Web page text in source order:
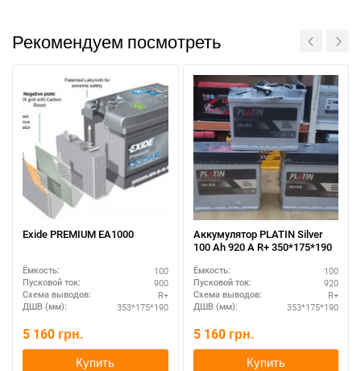
Рекомендуем посмотреть
Exide PREMIUM EA1000
Ёмкость: 100
Пусковой ток: 900
Схема выводов: R+
ДШВ (мм): 353*175*190
5 160 грн.
Купить
Аккумулятор PLATIN Silver
100 Ah 920 A R+ 350*175*190
Ёмкость: 100
Пусковой ток: 920
Схема выводов: R+
ДШВ (мм): 353*175*190
5 160 грн.
Купить